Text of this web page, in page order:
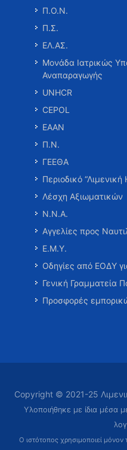
Π.Ο.Ν.
Π.Σ.
ΕΛ.ΑΣ.
Μονάδα Ιατρικώς
Αναπαραγωγής
UNHCR
CEPOL
ΕΑΑΝ
Π.Ν.
ΓΕΕΘΑ
Περιοδικό “Λιμενική
Λέσχη Αξιωματικών
Ν.Ν.Α.
Αγγελίες προς
Ε.Μ.Υ.
Οδηγίες από ΕΟΔΥ
Γενική Γραμματεία
Προσφορές
Copyright © 2021-25
Υλοποιήθηκε με ίδια μέσα
Ο ιστότοπος χρησιμοποιεί